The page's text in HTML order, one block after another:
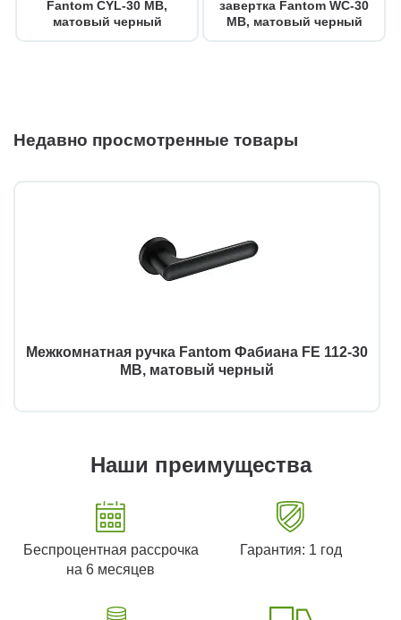
Fantom CYL-30 MB,
матовый черный
завертка Fantom WC-30
MB, матовый черный
Недавно просмотренные товары
Межкомнатная ручка Fantom Фабиана FE 112-30
MB, матовый черный
Наши преимущества
Беспроцентная рассрочка
на 6 месяцев
Гарантия: 1 год